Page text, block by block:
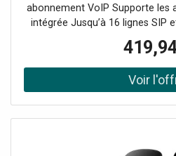
abonnement VoIP Supporte les
intégrée Jusqu’à 16 lignes SIP
tactile couleur 7’’ (17,7cm)
de bruit par IA et Acoustic
jusqu’à 10 participants Wifi 6
5.0 intégrés Sécurité 3